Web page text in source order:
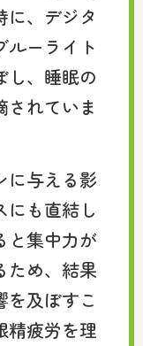
に、デジタ
ルーライト
し、睡眠の
れていま
に与える影
にも直結し
と集中力が
ため、結果
を及ぼすこ
精疲労を理